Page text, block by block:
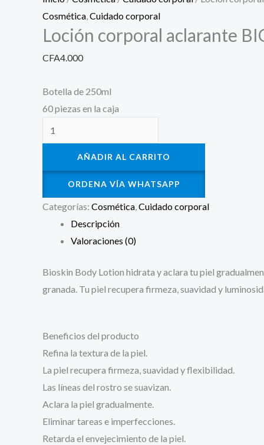
Cosmética,Cuidado corporal
Loción corporal aclarante
CFA4.000
Botella de 250ml
60 piezas en la caja
AÑADIR AL CARRITO
ORDENA VÍA WHATSAPP
Categorías: Cosmética,Cuidado corporal
Descripción
Valoraciones (0)
Bioskin Body Lotion hidrata y aclara tu piel
granada. Tu piel recupera firmeza, suavidad y
Beneficios del producto
Refina la textura de la piel.
La piel recupera firmeza, suavidad y flexibilidad.
Las líneas del rostro se suavizan.
Aclara la piel gradualmente.
Eliminar tareas e imperfecciones.
Retarda el envejecimiento de la piel.